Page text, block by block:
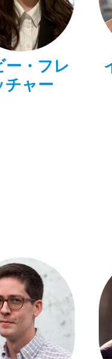
ー・フレ
チャー